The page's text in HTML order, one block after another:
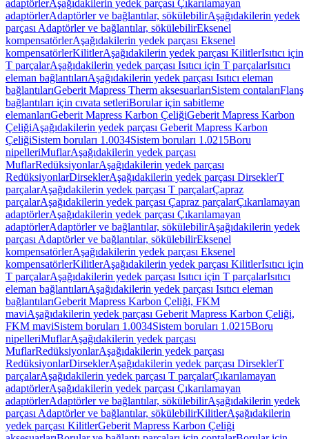
adaptörlerAşağıdakilerin yedek parçası Çıkarılamayan
adaptörlerAdaptörler ve bağlantılar, sökülebilirAşağıdakilerin yedek
parçası Adaptörler ve bağlantılar, sökülebilirEksenel
kompensatörlerAşağıdakilerin yedek parçası Eksenel
kompensatörlerKilitlerAşağıdakilerin yedek parçası KilitlerIsıtıcı için
T parçalarAşağıdakilerin yedek parçası Isıtıcı için T parçalarIsıtıcı
eleman bağlantılarıAşağıdakilerin yedek parçası Isıtıcı eleman
bağlantılarıGeberit Mapress Therm aksesuarlarıSistem contalarıFlanş
bağlantıları için cıvata setleriBorular için sabitleme
elemanlarıGeberit Mapress Karbon ÇeliğiGeberit Mapress Karbon
ÇeliğiAşağıdakilerin yedek parçası Geberit Mapress Karbon
ÇeliğiSistem boruları 1.0034Sistem boruları 1.0215Boru
nipelleriMuflarAşağıdakilerin yedek parçası
MuflarRedüksiyonlarAşağıdakilerin yedek parçası
RedüksiyonlarDirseklerAşağıdakilerin yedek parçası DirseklerT
parçalarAşağıdakilerin yedek parçası T parçalarÇapraz
parçalarAşağıdakilerin yedek parçası Çapraz parçalarÇıkarılamayan
adaptörlerAşağıdakilerin yedek parçası Çıkarılamayan
adaptörlerAdaptörler ve bağlantılar, sökülebilirAşağıdakilerin yedek
parçası Adaptörler ve bağlantılar, sökülebilirEksenel
kompensatörlerAşağıdakilerin yedek parçası Eksenel
kompensatörlerKilitlerAşağıdakilerin yedek parçası KilitlerIsıtıcı için
T parçalarAşağıdakilerin yedek parçası Isıtıcı için T parçalarIsıtıcı
eleman bağlantılarıAşağıdakilerin yedek parçası Isıtıcı eleman
bağlantılarıGeberit Mapress Karbon Çeliği, FKM
maviAşağıdakilerin yedek parçası Geberit Mapress Karbon Çeliği,
FKM maviSistem boruları 1.0034Sistem boruları 1.0215Boru
nipelleriMuflarAşağıdakilerin yedek parçası
MuflarRedüksiyonlarAşağıdakilerin yedek parçası
RedüksiyonlarDirseklerAşağıdakilerin yedek parçası DirseklerT
parçalarAşağıdakilerin yedek parçası T parçalarÇıkarılamayan
adaptörlerAşağıdakilerin yedek parçası Çıkarılamayan
adaptörlerAdaptörler ve bağlantılar, sökülebilirAşağıdakilerin yedek
parçası Adaptörler ve bağlantılar, sökülebilirKilitlerAşağıdakilerin
yedek parçası KilitlerGeberit Mapress Karbon Çeliği